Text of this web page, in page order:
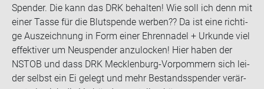
Spen­der. Die kann das DRK be­hal­ten! Wie soll ich denn mit
einer Tasse für die Blut­spen­de wer­ben?? Da ist eine rich­ti­
ge Aus­zeich­nung in Form einer Eh­ren­na­del + Ur­kun­de viel
ef­fek­ti­ver um Neu­spen­der an­zu­lo­cken! Hier haben der
NSTOB und dass DRK Mecklenburg-​Vorpommern sich lei­
der selbst ein Ei ge­legt und mehr Be­stands­spen­der ver­är­